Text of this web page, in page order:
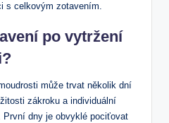
s ​celkovým zotavením.
po vytržení
může​ trvat několik dní
zákroku a ⁤individuální
dny je obvyklé pociťovat